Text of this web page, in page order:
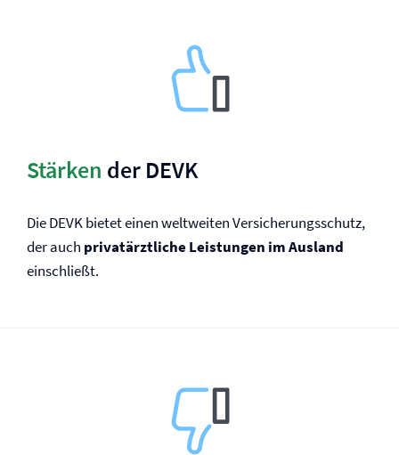
Stärken der DEVK
Die DEVK bietet einen weltweiten Versicherungsschutz,
der auch privatärztliche Leistungen im Ausland
einschließt.